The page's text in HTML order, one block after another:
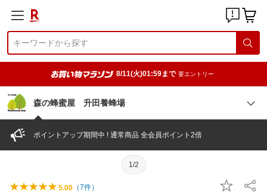
8/11(火)01:59まで 要エントリー
森の蜂蜜屋 升田養蜂場
ポイントアップ期間中 ! 通常商品 全会員ポイント2倍
1/2
5.00 （7件）